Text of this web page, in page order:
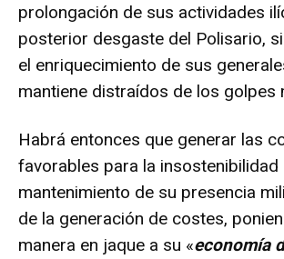
prolongación de sus actividades
posterior desgaste del Polisario,
el enriquecimiento de sus
mantiene distraídos de los golpes
Habrá entonces que generar las
favorables para la insostenibilidad
mantenimiento de su presencia
de la generación de costes,
manera en jaque a su «economía